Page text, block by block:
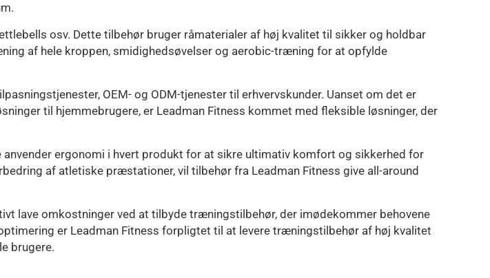
osv. Dette tilbehør bruger råmaterialer af høj kvalitet til sikker og holdbar
af hele kroppen, smidighedsøvelser og aerobic-træning for at opfylde
OEM- og ODM-tjenester til erhvervskunder. Uanset om det er
til hjemmebrugere, er Leadman Fitness kommet med fleksible løsninger, der
ergonomi i hvert produkt for at sikre ultimativ komfort og sikkerhed for
af atletiske præstationer, vil tilbehør fra Leadman Fitness give all-around
lave omkostninger ved at tilbyde træningstilbehør, der imødekommer behovene
er Leadman Fitness forpligtet til at levere træningstilbehør af høj kvalitet
brugere.